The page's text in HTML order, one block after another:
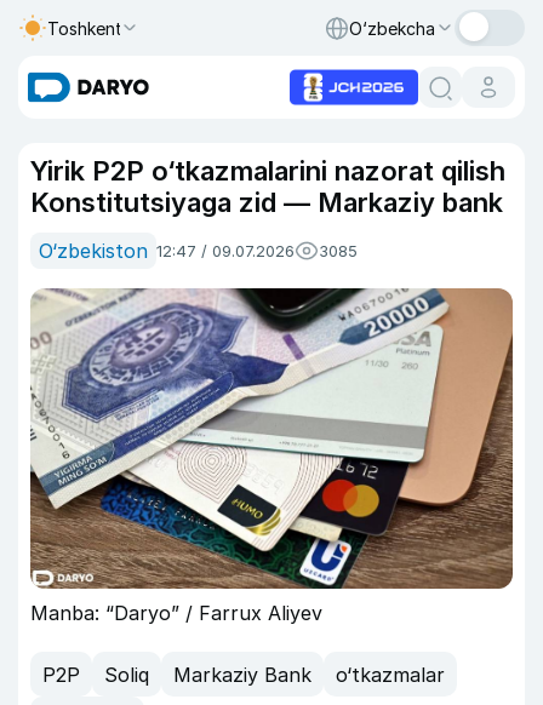
Toshkent O‘zbekcha
Yirik P2P o‘tkazmalarini nazorat qilish
Konstitutsiyaga zid — Markaziy bank
O‘zbekiston 12:47 / 09.07.2026 3085
Manba: “Daryo” / Farrux Aliyev
P2P Soliq Markaziy Bank
o‘tkazmalar